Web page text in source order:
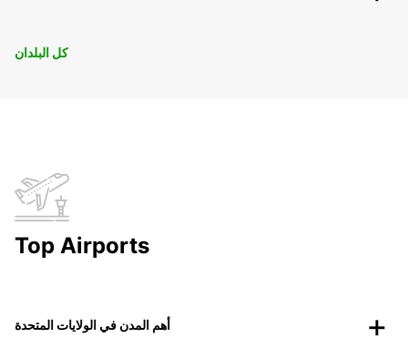
كل البلدان
Top Airports
أهم المدن في الولايات المتحدة